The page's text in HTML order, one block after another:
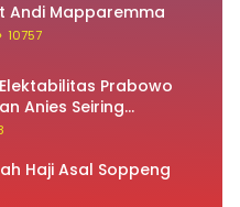
Andi Mapparemma
10757
Prabowo
Anies Seiring
Jokowi Naik
Haji Asal Soppeng